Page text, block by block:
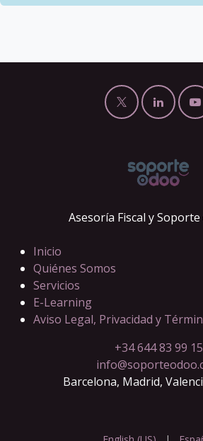
Inicio
Quiénes Somos
Servicios
E-Learning
Aviso Legal, Privacidad y
Asesoría Fiscal y
+34 644 83 99 15
Barcelona, Madrid,